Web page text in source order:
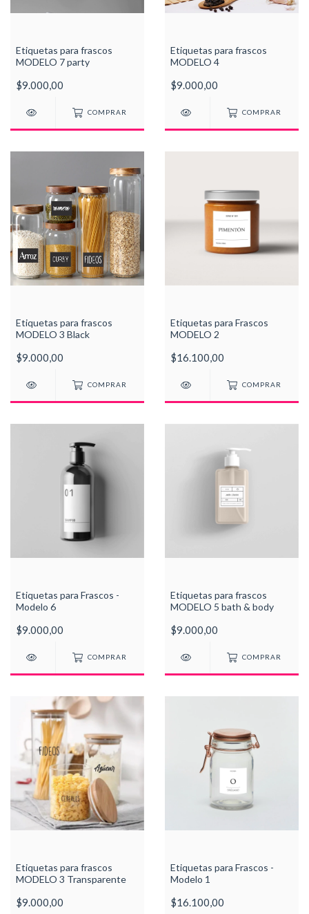
Etiquetas para frascos
MODELO 7 party
$9.000,00
COMPRAR
Etiquetas para frascos
MODELO 4
$9.000,00
COMPRAR
Etiquetas para frascos
MODELO 3 Black
$9.000,00
COMPRAR
Etiquetas para Frascos
MODELO 2
$16.100,00
COMPRAR
Etiquetas para Frascos -
Modelo 6
$9.000,00
COMPRAR
Etiquetas para frascos
MODELO 5 bath & body
$9.000,00
COMPRAR
Etiquetas para frascos
MODELO 3 Transparente
$9.000,00
Etiquetas para Frascos -
Modelo 1
$16.100,00